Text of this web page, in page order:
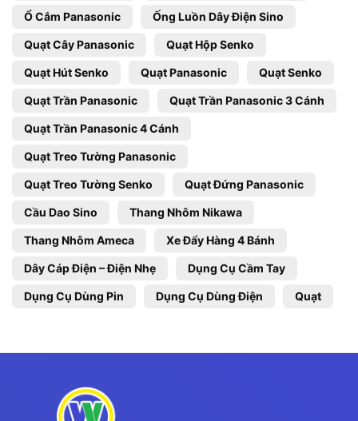
Ổ Cắm Panasonic Ống Luồn Dây Điện Sino
Quạt Cây Panasonic Quạt Hộp Senko
Quạt Hút Senko Quạt Panasonic Quạt Senko
Quạt Trần Panasonic Quạt Trần Panasonic 3 Cánh
Quạt Trần Panasonic 4 Cánh
Quạt Treo Tường Panasonic
Quạt Treo Tường Senko Quạt Đứng Panasonic
Cầu Dao Sino Thang Nhôm Nikawa
Thang Nhôm Ameca Xe Đẩy Hàng 4 Bánh
Dây Cáp Điện – Điện Nhẹ Dụng Cụ Cầm Tay
Dụng Cụ Dùng Pin Dụng Cụ Dùng Điện Quạt